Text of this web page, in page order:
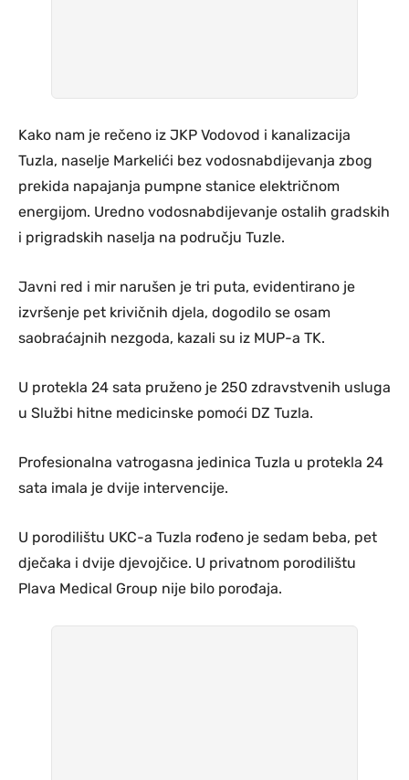
Kako nam je rečeno iz JKP Vodovod i kanalizacija
Tuzla, naselje Markelići bez vodosnabdijevanja zbog
prekida napajanja pumpne stanice električnom
energijom. Uredno vodosnabdijevanje ostalih gradskih
i prigradskih naselja na području Tuzle.
Javni red i mir narušen je tri puta, evidentirano je
izvršenje pet krivičnih djela, dogodilo se osam
saobraćajnih nezgoda, kazali su iz MUP-a TK.
U protekla 24 sata pruženo je 250 zdravstvenih usluga
u Službi hitne medicinske pomoći DZ Tuzla.
Profesionalna vatrogasna jedinica Tuzla u protekla 24
sata imala je dvije intervencije.
U porodilištu UKC-a Tuzla rođeno je sedam beba, pet
dječaka i dvije djevojčice. U privatnom porodilištu
Plava Medical Group nije bilo porođaja.